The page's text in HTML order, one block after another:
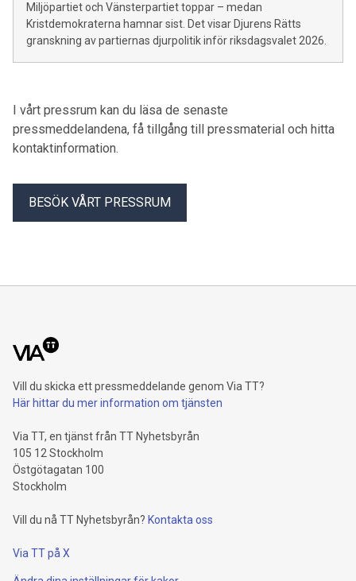
Miljöpartiet och Vänsterpartiet toppar – medan
Kristdemokraterna hamnar sist. Det visar Djurens Rätts
granskning av partiernas djurpolitik inför riksdagsvalet 2026.
I vårt pressrum kan du läsa de senaste
pressmeddelandena, få tillgång till pressmaterial och hitta
kontaktinformation.
BESÖK VÅRT PRESSRUM
Vill du skicka ett pressmeddelande genom Via TT?
Här hittar du mer information om tjänsten
Via TT, en tjänst från TT Nyhetsbyrån
105 12 Stockholm
Östgötagatan 100
Stockholm
Vill du nå TT Nyhetsbyrån? Kontakta oss
Via TT på X